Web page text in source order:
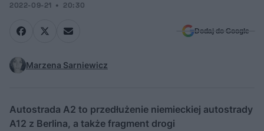
2022-09-21 20:30
Dodaj do Google
Marzena Sarniewicz
Autostrada A2 to przedłużenie niemieckiej autostrady
A12 z Berlina, a także fragment drogi